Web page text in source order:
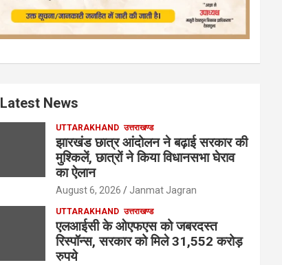
Latest News
UTTARAKHAND उत्तराखण्ड
झारखंड छात्र आंदोलन ने बढ़ाई सरकार की
मुश्किलें, छात्रों ने किया विधानसभा घेराव
का ऐलान
August 6, 2026 Janmat Jagran
UTTARAKHAND उत्तराखण्ड
एलआईसी के ओएफएस को जबरदस्त
रिस्पॉन्स, सरकार को मिले 31,552 करोड़
रुपये